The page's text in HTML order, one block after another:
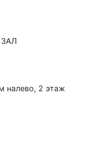
налево, 2 этаж